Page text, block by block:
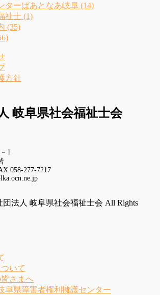
ターぱあとなあ岐阜 (14)
祉士 (1)
(35)
方針
岐阜県社会福祉士会
1
277-7217
団法人 岐阜県社会福祉士会 All Rights
いて
さまへ
阜県障害者権利擁護センター